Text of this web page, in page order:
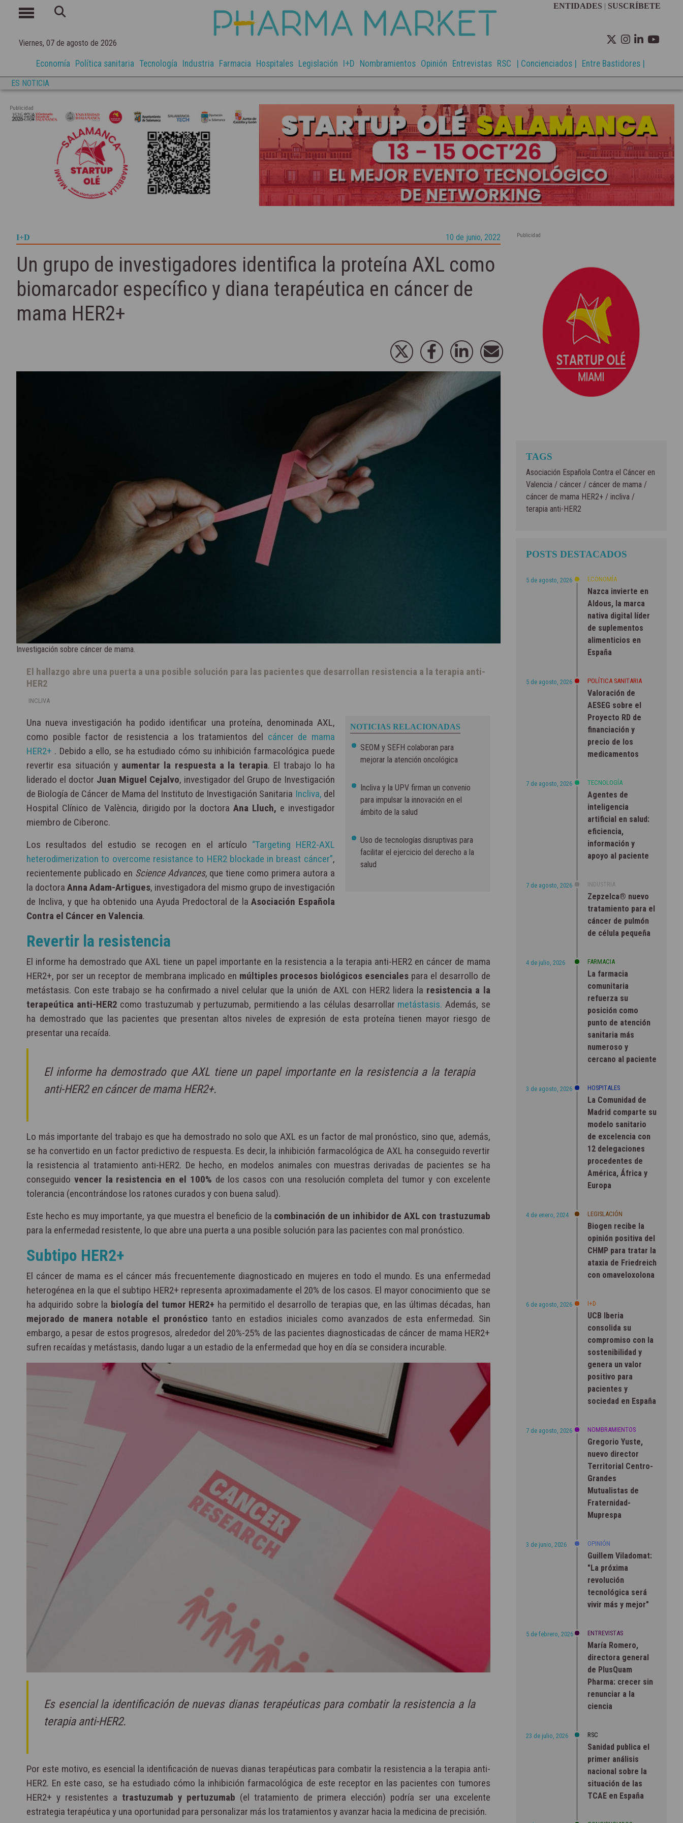
Viernes, 07 de agosto de 2026
ENTIDADES | SUSCRÍBETE
Economía Política sanitaria Tecnología Industria Farmacia Hospitales Legislación I+D Nombramientos Opinión Entrevistas RSC | Concienciados | Entre Bastidores |
ES NOTICIA
Publicidad
I+D 10 de junio, 2022
Un grupo de investigadores identifica la proteína AXL como
biomarcador específico y diana terapéutica en cáncer de
mama HER2+
Investigación sobre cáncer de mama.
El hallazgo abre una puerta a una posible solución para las pacientes que desarrollan resistencia a la terapia anti-
HER2
INCLIVA
NOTICIAS RELACIONADAS
SEOM y SEFH colaboran para
mejorar la atención oncológica
Incliva y la UPV firman un convenio
para impulsar la innovación en el
ámbito de la salud
Uso de tecnologías disruptivas para
facilitar el ejercicio del derecho a la
salud
Una nueva investigación ha podido identificar una proteína, denominada AXL,
como posible factor de resistencia a los tratamientos del cáncer de mama
HER2+ . Debido a ello, se ha estudiado cómo su inhibición farmacológica puede
revertir esa situación yaumentar la respuesta a la terapia. El trabajo lo ha
liderado el doctor Juan Miguel Cejalvo, investigador del Grupo de Investigación
de Biología de Cáncer de Mama del Instituto de Investigación Sanitaria Incliva, del
Hospital Clínico de València, dirigido por la doctora Ana Lluch, e investigador
miembro de Ciberonc.
Los resultados del estudio se recogen en el artículo “Targeting HER2-AXL
heterodimerization to overcome resistance to HER2 blockade in breast cáncer”,
recientemente publicado en Science Advances, que tiene como primera autora a
la doctoraAnna Adam-Artigues, investigadora del mismo grupo de investigación
de Incliva, y que ha obtenido una Ayuda Predoctoral de laAsociación Española
Contra el Cáncer en Valencia.
Revertir la resistencia
El informe ha demostrado que AXL tiene un papel importante en la resistencia a la terapia anti-HER2 en cáncer de mama
HER2+, por ser un receptor de membrana implicado en múltiples procesos biológicos esenciales para el desarrollo de
metástasis. Con este trabajo se ha confirmado a nivel celular que la unión de AXL con HER2 lidera la resistencia a la
terapeútica anti-HER2 como trastuzumab y pertuzumab, permitiendo a las células desarrollar metástasis. Además, se
ha demostrado que las pacientes que presentan altos niveles de expresión de esta proteína tienen mayor riesgo de
presentar una recaída.
El informe ha demostrado que AXL tiene un papel importante en la resistencia a la terapia
anti-HER2 en cáncer de mama HER2+.
Lo más importante del trabajo es que ha demostrado no solo que AXL es un factor de mal pronóstico, sino que, además,
se ha convertido en un factor predictivo de respuesta. Es decir, la inhibición farmacológica de AXL ha conseguido revertir
la resistencia al tratamiento anti-HER2. De hecho, en modelos animales con muestras derivadas de pacientes se ha
conseguido vencer la resistencia en el 100% de los casos con una resolución completa del tumor y con excelente
tolerancia (encontrándose los ratones curados y con buena salud).
Este hecho es muy importante, ya que muestra el beneficio de la combinación de un inhibidor de AXL con trastuzumab
para la enfermedad resistente, lo que abre una puerta a una posible solución para las pacientes con mal pronóstico.
Subtipo HER2+
El cáncer de mama es el cáncer más frecuentemente diagnosticado en mujeres en todo el mundo. Es una enfermedad
heterogénea en la que el subtipo HER2+ representa aproximadamente el 20% de los casos. El mayor conocimiento que se
ha adquirido sobre la biología del tumor HER2+ ha permitido el desarrollo de terapias que, en las últimas décadas, han
mejorado de manera notable el pronóstico tanto en estadios iniciales como avanzados de esta enfermedad. Sin
embargo, a pesar de estos progresos, alrededor del 20%-25% de las pacientes diagnosticadas de cáncer de mama HER2+
sufren recaídas y metástasis, dando lugar a un estadio de la enfermedad que hoy en día se considera incurable.
Es esencial la identificación de nuevas dianas terapéuticas para combatir la resistencia a la
terapia anti-HER2.
Por este motivo, es esencial la identificación de nuevas dianas terapéuticas para combatir la resistencia a la terapia anti-
HER2. En este caso, se ha estudiado cómo la inhibición farmacológica de este receptor en las pacientes con tumores
HER2+ y resistentes a trastuzumab y pertuzumab (el tratamiento de primera elección) podría ser una excelente
estrategia terapéutica y una oportunidad para personalizar más los tratamientos y avanzar hacia la medicina de precisión.
Publicidad
TAGS
Asociación Española Contra el Cáncer en
Valencia /cáncer/cáncer de mama /
cáncer de mama HER2+/incliva /
terapia anti-HER2
POSTS DESTACADOS
5 de agosto, 2026 ECONOMÍA
Nazca invierte en
Aldous, la marca
nativa digital líder
de suplementos
alimenticios en
España
5 de agosto, 2026 POLÍTICA SANITARIA
Valoración de
AESEG sobre el
Proyecto RD de
financiación y
precio de los
medicamentos
7 de agosto, 2026 TECNOLOGÍA
Agentes de
inteligencia
artificial en salud:
eficiencia,
información y
apoyo al paciente
7 de agosto, 2026 INDUSTRIA
Zepzelca® nuevo
tratamiento para el
cáncer de pulmón
de célula pequeña
4 de julio, 2026 FARMACIA
La farmacia
comunitaria
refuerza su
posición como
punto de atención
sanitaria más
numeroso y
cercano al paciente
3 de agosto, 2026 HOSPITALES
La Comunidad de
Madrid comparte su
modelo sanitario
de excelencia con
12 delegaciones
procedentes de
América, África y
Europa
4 de enero, 2024 LEGISLACIÓN
Biogen recibe la
opinión positiva del
CHMP para tratar la
ataxia de Friedreich
con omaveloxolona
6 de agosto, 2026 I+D
UCB Iberia
consolida su
compromiso con la
sostenibilidad y
genera un valor
positivo para
pacientes y
sociedad en España
7 de agosto, 2026 NOMBRAMIENTOS
Gregorio Yuste,
nuevo director
Territorial Centro-
Grandes
Mutualistas de
Fraternidad-
Muprespa
3 de junio, 2026 OPINIÓN
Guillem Viladomat:
"La próxima
revolución
tecnológica será
vivir más y mejor"
5 de febrero, 2026 ENTREVISTAS
María Romero,
directora general
de PlusQuam
Pharma: crecer sin
renunciar a la
ciencia
23 de julio, 2026 RSC
Sanidad publica el
primer análisis
nacional sobre la
situación de las
TCAE en España